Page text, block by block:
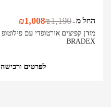
BRADEX
החל מ-
₪1,190
₪1,008
לפרטים ורכישה